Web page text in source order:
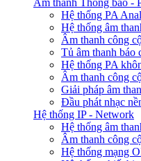
Âm thanh Thông báo -
Hệ thống PA
Hệ thống âm
Âm thanh công
Tủ âm thanh báo
Hệ thống PA
Âm thanh công
Giải pháp âm
Đầu phát nhạc
Hệ thống IP - Network
Hệ thống âm
Âm thanh công
Hệ thống mạng